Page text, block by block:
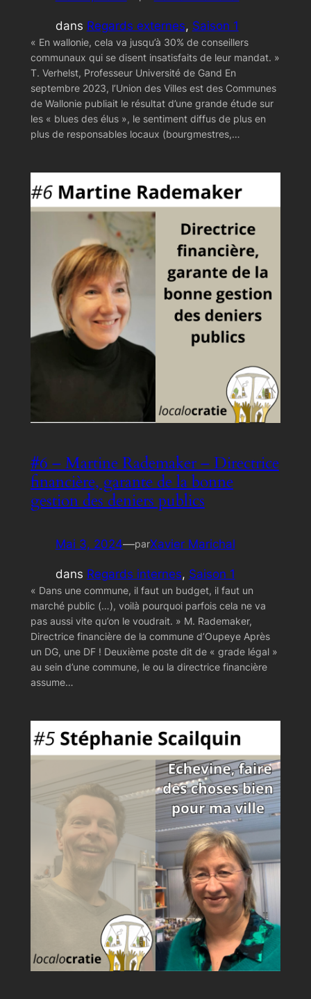
dans Regards externes, Saison 1
« En wallonie, cela va jusqu’à 30% de conseillers
communaux qui se disent insatisfaits de leur mandat. »
T. Verhelst, Professeur Université de Gand En
septembre 2023, l’Union des Villes est des Communes
de Wallonie publiait le résultat d’une grande étude sur
les « blues des élus », le sentiment diffus de plus en
plus de responsables locaux (bourgmestres,…
#6 – Martine Rademaker – Directrice
financière, garante de la bonne
gestion des deniers publics
Mai 3, 2024—parXavier Marichal
dans Regards internes, Saison 1
« Dans une commune, il faut un budget, il faut un
marché public (…), voilà pourquoi parfois cela ne va
pas aussi vite qu’on le voudrait. » M. Rademaker,
Directrice financière de la commune d’Oupeye Après
un DG, une DF ! Deuxième poste dit de « grade légal »
au sein d’une commune, le ou la directrice financière
assume…